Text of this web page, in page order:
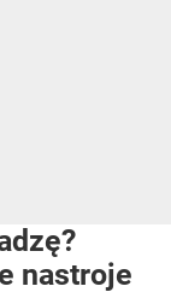
nastroje